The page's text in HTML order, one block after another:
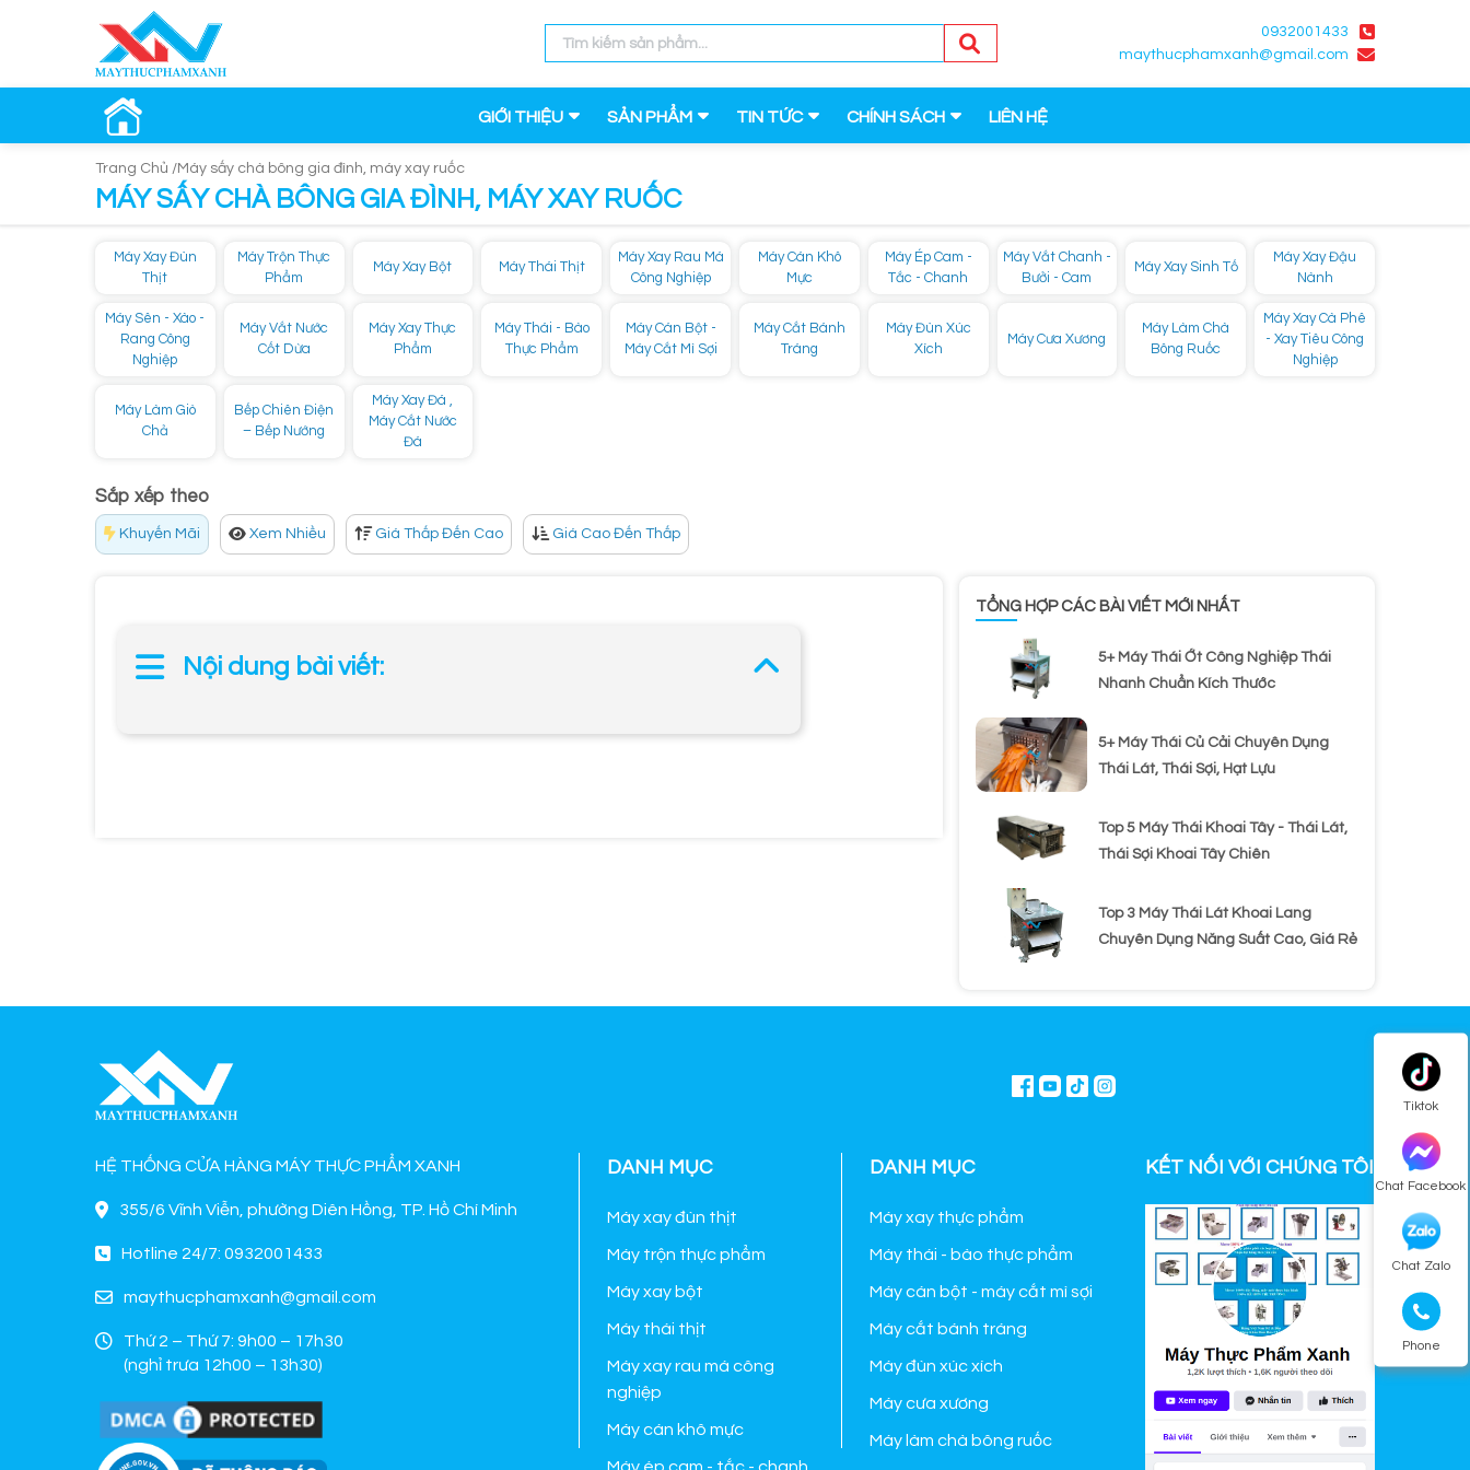
0932001433
maythucphamxanh@gmail.com
GIỚI THIỆU SẢN PHẨM TIN TỨC CHÍNH SÁCH LIÊN HỆ
Tiktok
Chat Facebook
Chat Zalo
Phone
Trang Chủ /Máy sấy chà bông gia đình, máy xay ruốc
MÁY SẤY CHÀ BÔNG GIA ĐÌNH, MÁY XAY RUỐC
Máy Xay Đùn
Thịt
Máy Trộn Thực
Phẩm
Máy Xay Bột Máy Thái Thịt
Máy Xay Rau Má
Công Nghiệp
Máy Cán Khô
Mực
Máy Ép Cam -
Tắc - Chanh
Máy Vắt Chanh -
Bưởi - Cam
Máy Xay Sinh Tố
Máy Xay Đậu
Nành
Máy Sên - Xào -
Rang Công
Nghiệp
Máy Vắt Nước
Cốt Dừa
Máy Xay Thực
Phẩm
Máy Thái - Bào
Thực Phẩm
Máy Cán Bột -
Máy Cắt Mì Sợi
Máy Cắt Bánh
Tráng
Máy Đùn Xúc
Xích
Máy Cưa Xương
Máy Làm Chà
Bông Ruốc
Máy Xay Cà Phê
- Xay Tiêu Công
Nghiệp
Máy Làm Giò
Chả
Bếp Chiên Điện
– Bếp Nướng
Máy Xay Đá ,
Máy Cắt Nước
Đá
Sắp xếp theo
Khuyến Mãi Xem Nhiều Giá Thấp Đến Cao Giá Cao Đến Thấp
Nội dung bài viết:
TỔNG HỢP CÁC BÀI VIẾT MỚI NHẤT
5+ Máy Thái Ớt Công Nghiệp Thái
Nhanh Chuẩn Kích Thước
5+ Máy Thái Củ Cải Chuyên Dụng
Thái Lát, Thái Sợi, Hạt Lựu
Top 5 Máy Thái Khoai Tây - Thái Lát,
Thái Sợi Khoai Tây Chiên
Top 3 Máy Thái Lát Khoai Lang
Chuyên Dụng Năng Suất Cao, Giá Rẻ
HỆ THỐNG CỬA HÀNG MÁY THỰC PHẨM XANH
355/6 Vĩnh Viễn, phường Diên Hồng, TP. Hồ Chí Minh
Hotline 24/7: 0932001433
maythucphamxanh@gmail.com
Thứ 2 – Thứ 7: 9h00 – 17h30
(nghỉ trưa 12h00 – 13h30)
DANH MỤC
Máy xay đùn thịt
Máy trộn thực phẩm
Máy xay bột
Máy thái thịt
Máy xay rau má công
nghiệp
Máy cán khô mực
DANH MỤC
Máy xay thực phẩm
Máy thái - bào thực phẩm
Máy cán bột - máy cắt mì sợi
Máy cắt bánh tráng
Máy đùn xúc xích
Máy cưa xương
Máy làm chà bông ruốc
KẾT NỐI VỚI CHÚNG TÔI